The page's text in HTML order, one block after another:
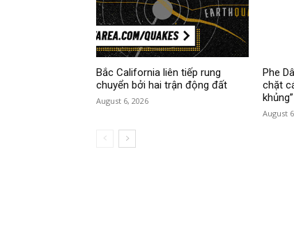
Bắc California liên tiếp rung
chuyển bởi hai trận động đất
August 6, 2026
Phe
chặt
khủng”
August